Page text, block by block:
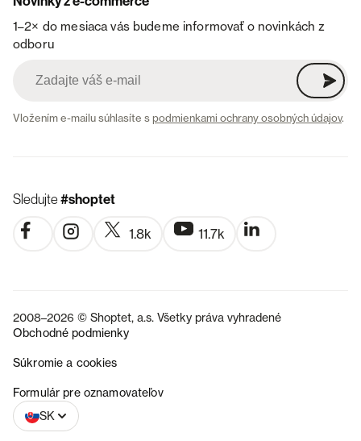
1–2× do mesiaca vás budeme informovať o novinkách z
odboru
Vložením e-mailu súhlasíte spodmienkami ochrany osobných údajov.
Sledujte#shoptet
1.8k 11.7k
2008–2026 © Shoptet, a.s. Všetky práva vyhradené
Obchodné podmienky
Súkromie a cookies
Formulár pre oznamovateľov
SK